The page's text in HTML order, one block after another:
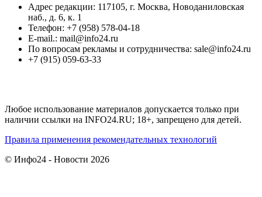
Адрес редакции: 117105, г. Москва, Новоданиловская
наб., д. 6, к. 1
Телефон: +7 (958) 578-04-18
E-mail.: mail@info24.ru
По вопросам рекламы и сотрудничества: sale@info24.ru
+7 (915) 059-63-33
Любое использование материалов допускается только при
наличии ссылки на INFO24.RU; 18+, запрещено для детей.
Правила применения рекомендательных технологий
© Инфо24 - Новости 2026